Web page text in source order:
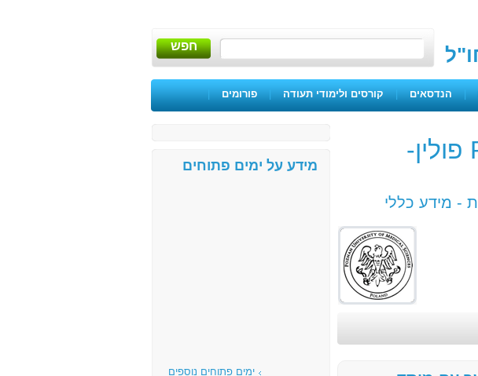
חפש
| הנדסאים | קורסים ולימודי תעודה | פורומים |
Poznan University - Pharm. D program פולין-
מידע כללי
מידע על ימים פתוחים
ימים פתוחים נוספים